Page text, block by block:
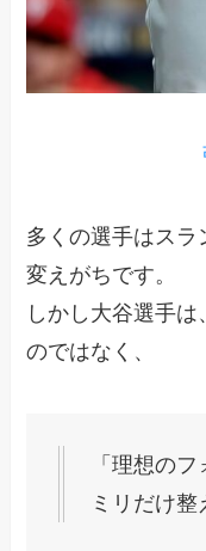
多くの選手はスラ
変えがちです。
しかし大谷選手
のではなく、
「理想の
ミリだけ整